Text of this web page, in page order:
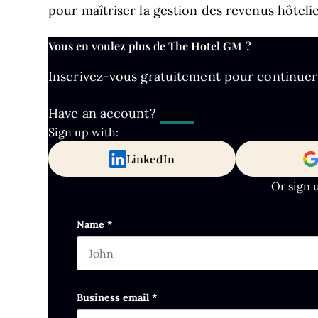
pour maîtriser la gestion des revenus
Vous en voulez plus de The Hotel GM ?
Inscrivez-vous gratuitement pour
Have an account?
Sign up with:
LinkedIn
Or sign
Comments
Name *
Business email*